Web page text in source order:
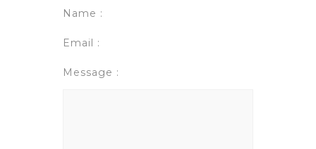
Name :
Email :
Message :